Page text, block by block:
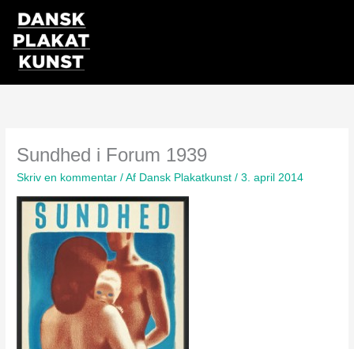
indholdet
Sundhed i Forum 1939
Skriv en kommentar / Af Dansk Plakatkunst/3. april 2014